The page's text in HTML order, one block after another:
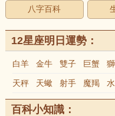
八字百科
12星座明日運勢：
白羊 金牛 雙子 巨蟹
天秤 天蠍 射手 魔羯
百科小知識：